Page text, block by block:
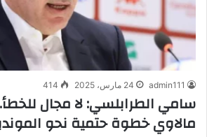
admin111 24 مارس، 2025 414
سامي الطرابلسي: لا مجال
مالاوي خطوة حتمية نحو